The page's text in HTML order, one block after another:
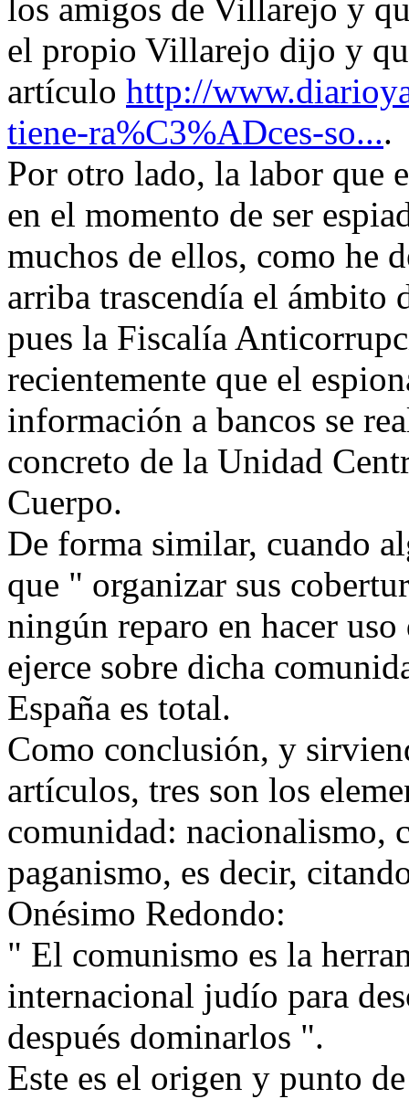
los amigos de Villarejo y
el propio Villarejo dijo y
artículo http://
tiene-ra%C3%ADces-so....
Por otro lado, la labor que
en el momento de ser
muchos de ellos, como he
arriba trascendía el ámbito
pues la Fiscalía
recientemente que el
información a bancos se
concreto de la Unidad
Cuerpo.
De forma similar, cuando
que " organizar sus
ningún reparo en hacer
ejerce sobre dicha
España es total.
Como conclusión, y
artículos, tres son los
comunidad: nacionalismo,
paganismo, es decir,
Onésimo Redondo:
" El comunismo es la
internacional judío para
después dominarlos ".
Este es el origen y punto